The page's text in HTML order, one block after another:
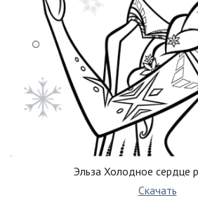
Эльза Холодное сердце
Скачать